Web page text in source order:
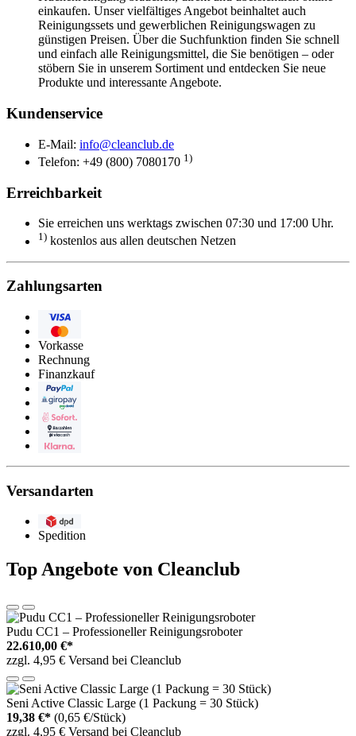
einkaufen. Unser vielfältiges Angebot beinhaltet auch
Reinigungssets und gewerblichen Reinigungswagen zu
günstigen Preisen. Über die Suchfunktion finden Sie schnell
und einfach alle Reinigungsmittel, die Sie benötigen – oder
stöbern Sie in unserem Sortiment und entdecken Sie neue
Produkte und interessante Angebote.
Kundenservice
E-Mail: info@cleanclub.de
Telefon: +49 (800) 7080170 1)
Erreichbarkeit
Sie erreichen uns werktags zwischen 07:30 und 17:00 Uhr.
1) kostenlos aus allen deutschen Netzen
Zahlungsarten
Vorkasse
Rechnung
Finanzkauf
Versandarten
Spedition
Top Angebote von Cleanclub
Pudu CC1 – Professioneller Reinigungsroboter
22.610,00 €*
zzgl. 4,95 € Versand bei Cleanclub
Seni Active Classic Large (1 Packung = 30 Stück)
19,38 €* (0,65 €/Stück)
zzgl. 4,95 € Versand bei Cleanclub